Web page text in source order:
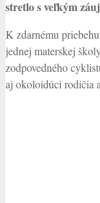
stretlo s veľkým
K zdarnému
jednej materskej
zodpovedného
aj okoloidúci rodičia